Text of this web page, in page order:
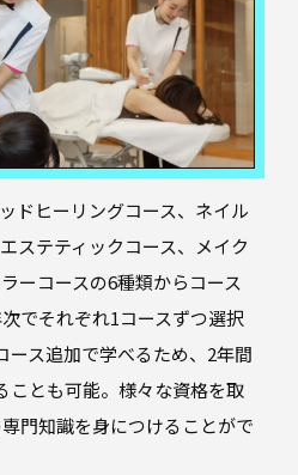
ドヒーリングコース、ネイル
ステティックコース、メイク
ーコースの6種類からコース
でそれぞれ1コースずつ選択
ース追加で学べるため、2年間
ことも可能。様々な資格を取
門知識を身につけることがで